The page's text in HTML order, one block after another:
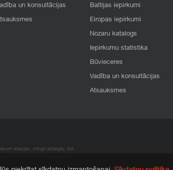
un konsultācijas Baltijas iepirkumi
Eiropas iepirkumi
Nozaru katalogs
Iepirkumu statistika
Būvieceres
Vadība un konsultācijas
Atsauksmes
atļaujas, stingri aizliegta. SIA